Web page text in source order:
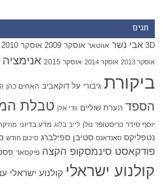
תגים
3D אבי נשר אווטאר אוסקר 2009 אוסקר 2010
אוסקר 2013 אוסקר 2014 אוסקר 2015 אנימציה
ביקורת גיבורי על דוקאביב האחים כהן
הספד הערת שוליים וודי אלן טבלת
יוסף סידר כריסטופר נולן לייב בלוג מדע בדיוני
נטפליקס סאנדאנס סטיבן ספילברג סיכום חודש
פודקאסט סינמסקופ הקצה פיקסאר
קולנוע ישראלי קולנוע ישראלי